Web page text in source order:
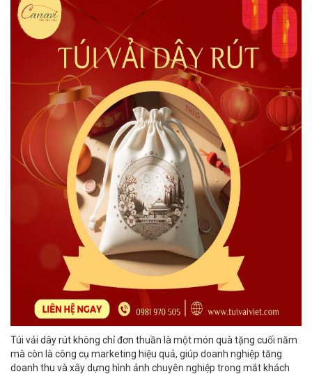
Túi vải dây rút không chỉ đơn thuần là một món quà tặng cuối năm
mà còn là công cụ marketing hiệu quả, giúp doanh nghiệp tăng
doanh thu và xây dựng hình ảnh chuyên nghiệp trong mắt khách